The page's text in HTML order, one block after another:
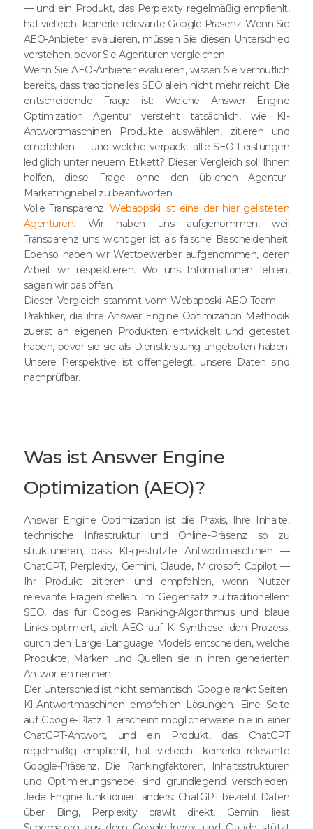
— und ein Produkt, das Perplexity regelmäßig empfiehlt,
hat vielleicht keinerlei relevante Google-Präsenz. Wenn Sie
AEO-Anbieter evaluieren, müssen Sie diesen Unterschied
verstehen, bevor Sie Agenturen vergleichen.
Wenn Sie AEO-Anbieter evaluieren, wissen Sie vermutlich
bereits, dass traditionelles SEO allein nicht mehr reicht. Die
entscheidende Frage ist: Welche Answer Engine
Optimization Agentur versteht tatsächlich, wie KI-
Antwortmaschinen Produkte auswählen, zitieren und
empfehlen — und welche verpackt alte SEO-Leistungen
lediglich unter neuem Etikett? Dieser Vergleich soll Ihnen
helfen, diese Frage ohne den üblichen Agentur-
Marketingnebel zu beantworten.
Volle Transparenz:Webappski ist eine der hier gelisteten
Agenturen. Wir haben uns aufgenommen, weil
Transparenz uns wichtiger ist als falsche Bescheidenheit.
Ebenso haben wir Wettbewerber aufgenommen, deren
Arbeit wir respektieren. Wo uns Informationen fehlen,
sagen wir das offen.
Dieser Vergleich stammt vom Webappski AEO-Team —
Praktiker, die ihre Answer Engine Optimization Methodik
zuerst an eigenen Produkten entwickelt und getestet
haben, bevor sie sie als Dienstleistung angeboten haben.
Unsere Perspektive ist offengelegt, unsere Daten sind
nachprüfbar.
Was ist Answer Engine
Optimization (AEO)?
Answer Engine Optimization ist die Praxis, Ihre Inhalte,
technische Infrastruktur und Online-Präsenz so zu
strukturieren, dass KI-gestützte Antwortmaschinen —
ChatGPT, Perplexity, Gemini, Claude, Microsoft Copilot —
Ihr Produkt zitieren und empfehlen, wenn Nutzer
relevante Fragen stellen. Im Gegensatz zu traditionellem
SEO, das für Googles Ranking-Algorithmus und blaue
Links optimiert, zielt AEO auf KI-Synthese: den Prozess,
durch den Large Language Models entscheiden, welche
Produkte, Marken und Quellen sie in ihren generierten
Antworten nennen.
Der Unterschied ist nicht semantisch. Google rankt Seiten.
KI-Antwortmaschinen empfehlen Lösungen. Eine Seite
auf Google-Platz 1 erscheint möglicherweise nie in einer
ChatGPT-Antwort, und ein Produkt, das ChatGPT
regelmäßig empfiehlt, hat vielleicht keinerlei relevante
Google-Präsenz. Die Rankingfaktoren, Inhaltsstrukturen
und Optimierungshebel sind grundlegend verschieden.
Jede Engine funktioniert anders: ChatGPT bezieht Daten
über Bing, Perplexity crawlt direkt, Gemini liest